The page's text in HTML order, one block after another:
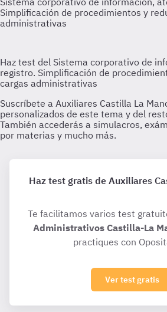
Haz test gratis de Auxiliares
Te facilitamos varios test
Administrativos Castilla-La
practiques con
Ver test gratis